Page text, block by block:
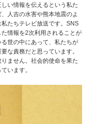
い情報を伝えるという私た
人吉の水害や熊本地震のよ
たちテレビ放送です。SNS
情報を2次利用されることが
世の中にあって、私たちが
な責務だと思っています。
ません。社会的使命を果た
います。